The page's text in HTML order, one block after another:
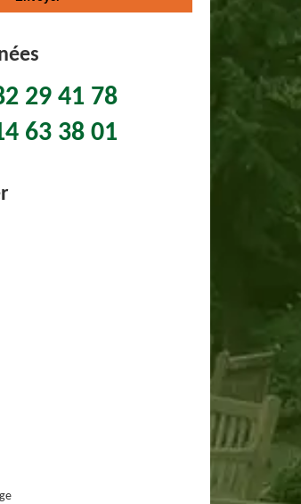
29 41 78
63 38 01